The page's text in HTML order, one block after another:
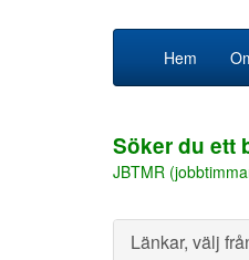
Hem
Söker du ett
JBTMR
Länkar, välj